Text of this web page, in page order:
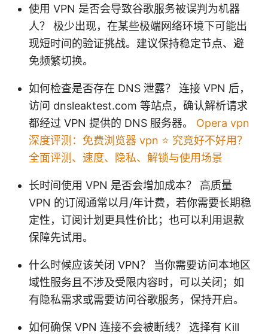
使用 VPN 是否会导致谷歌服务被误判为机器
人？ 极少出现，在某些极端网络环境下可能出
现短时间的验证挑战。建议保持稳定节点、避
免频繁切换。
如何检查是否存在 DNS 泄露？ 连接 VPN 后，
访问 dnsleaktest.com 等站点，确认解析请求
都经过 VPN 提供的 DNS 服务器。 Opera vpn
深度评测：免费浏览器 vpn ⭐ 究竟好不好用？
全面评测、速度、隐私、解锁与使用场景
长时间使用 VPN 是否会增加成本？ 高质量
VPN 的订阅通常以月/年计费，若你需要长期稳
定性，订阅计划更具性价比；也可以利用退款
保障先试用。
什么时候应该关闭 VPN？ 当你需要访问本地区
域性服务且不涉及受限内容时，可以关闭；如
有隐私需求或需要访问谷歌服务，保持开启。
如何确保 VPN 连接不会被断线？ 选择有 Kill